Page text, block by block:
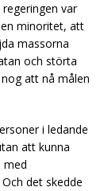
var
minoritet, att
massorna
och störta
att nå målen
i ledande
att kunna
med
det skedde